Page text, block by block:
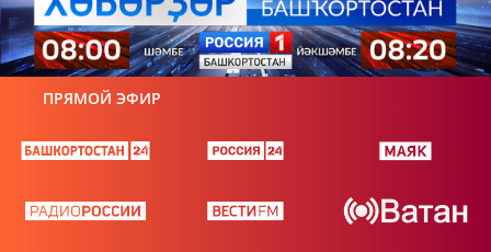
ПРЯМОЙ ЭФИР